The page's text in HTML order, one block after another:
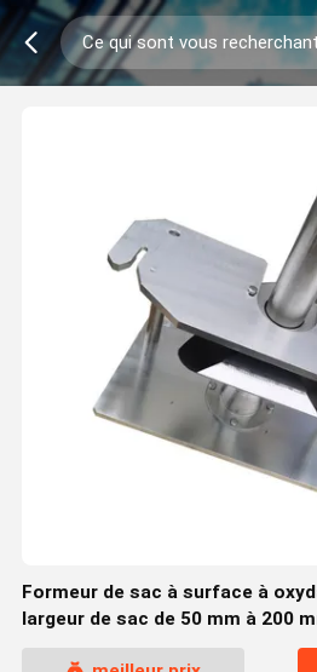
Formeur de sac à surface à
largeur de sac de 50 mm à 200
d'emballage résistantes à la